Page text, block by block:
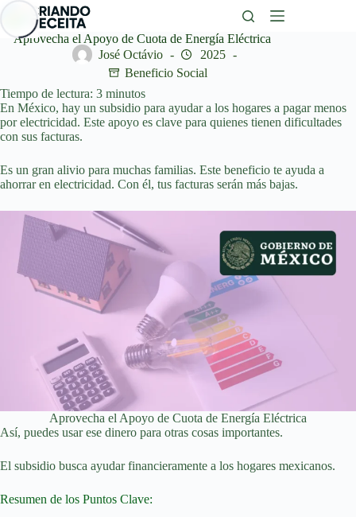
Saltar
contenido
Aprovecha el Apoyo de Cuota de Energía Eléctrica
José Octávio
2025
Beneficio Social
Tiempo de lectura: 3 minutos
En México, hay un subsidio para ayudar a los hogares a pagar menos
por electricidad. Este apoyo es clave para quienes tienen dificultades
con sus facturas.
Es un gran alivio para muchas familias. Este beneficio te ayuda a
ahorrar en electricidad. Con él, tus facturas serán más bajas.
Aprovecha el Apoyo de Cuota de Energía Eléctrica
Así, puedes usar ese dinero para otras cosas importantes.
El subsidio busca ayudar financieramente a los hogares mexicanos.
Resumen de los Puntos Clave: